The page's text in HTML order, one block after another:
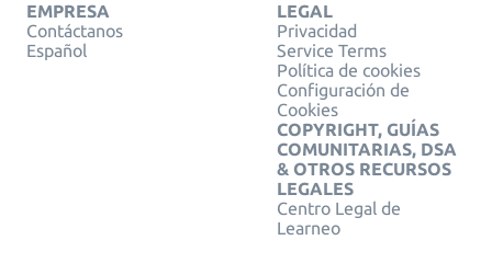
EMPRESA
Contáctanos
Español
LEGAL
Privacidad
Service Terms
Política de cookies
Configuración de
Cookies
COPYRIGHT, GUÍAS
COMUNITARIAS, DSA
& OTROS RECURSOS
LEGALES
Centro Legal de
Learneo